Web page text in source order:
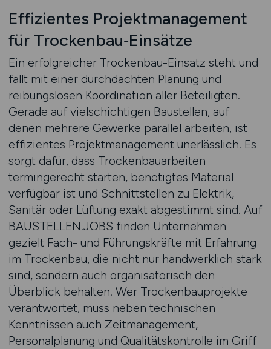
Effizientes Projektmanagement
für Trockenbau‑Einsätze
Ein erfolgreicher Trockenbau-Einsatz steht und
fällt mit einer durchdachten Planung und
reibungslosen Koordination aller Beteiligten.
Gerade auf vielschichtigen Baustellen, auf
denen mehrere Gewerke parallel arbeiten, ist
effizientes Projektmanagement unerlässlich. Es
sorgt dafür, dass Trockenbauarbeiten
termingerecht starten, benötigtes Material
verfügbar ist und Schnittstellen zu Elektrik,
Sanitär oder Lüftung exakt abgestimmt sind. Auf
BAUSTELLEN.JOBS finden Unternehmen
gezielt Fach- und Führungskräfte mit Erfahrung
im Trockenbau, die nicht nur handwerklich stark
sind, sondern auch organisatorisch den
Überblick behalten. Wer Trockenbauprojekte
verantwortet, muss neben technischen
Kenntnissen auch Zeitmanagement,
Personalplanung und Qualitätskontrolle im Griff